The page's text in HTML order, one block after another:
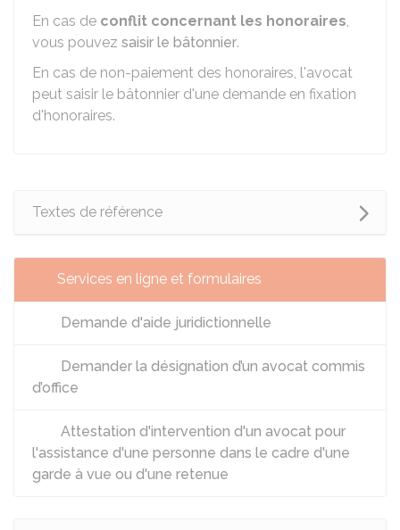
En cas de conflit concernant les honoraires,
vous pouvez saisir le bâtonnier.
En cas de non-paiement des honoraires, l'avocat
peut saisir le bâtonnier d'une demande en fixation
d'honoraires.
Textes de référence
Services en ligne et formulaires
Demande d'aide juridictionnelle
Demander la désignation d’un avocat commis
d’office
Attestation d'intervention d'un avocat pour
l'assistance d'une personne dans le cadre d'une
garde à vue ou d'une retenue